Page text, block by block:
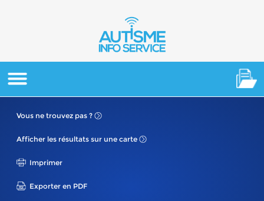
Vous ne trouvez pas ?
Afficher les résultats sur une carte
Imprimer
Exporter en PDF